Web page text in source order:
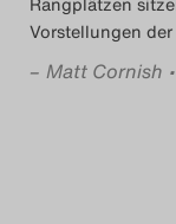
Vorstellungen der
– Matt Cornish